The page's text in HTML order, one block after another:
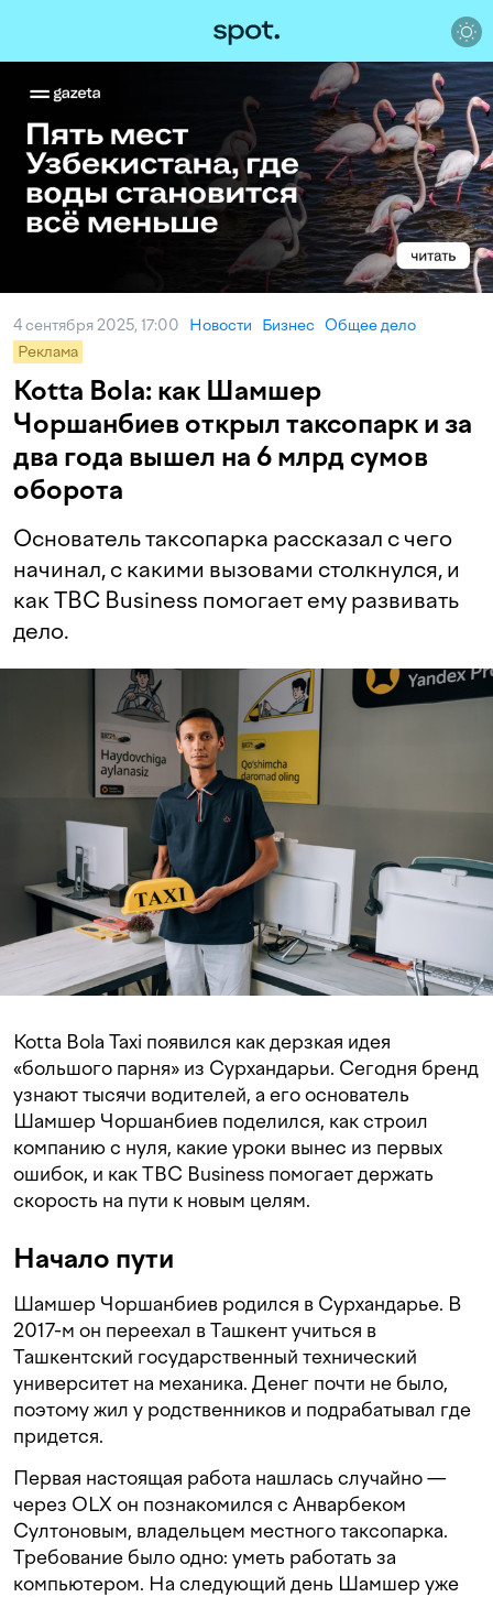
4 сентября 2025, 17:00 Новости Бизнес Общее дело
Реклама
Kotta Bola: как Шамшер
Чоршанбиев открыл таксопарк и за
два года вышел на 6 млрд сумов
оборота
Основатель таксопарка рассказал с чего
начинал, с какими вызовами столкнулся, и
как TBC Business помогает ему развивать
дело.
Kotta Bola Taxi появился как дерзкая идея
«большого парня» из Сурхандарьи. Сегодня бренд
узнают тысячи водителей, а его основатель
Шамшер Чоршанбиев поделился, как строил
компанию с нуля, какие уроки вынес из первых
ошибок, и как TBC Business помогает держать
скорость на пути к новым целям.
Начало пути
Шамшер Чоршанбиев родился в Сурхандарье. В
2017-м он переехал в Ташкент учиться в
Ташкентский государственный технический
университет на механика. Денег почти не было,
поэтому жил у родственников и подрабатывал где
придется.
Первая настоящая работа нашлась случайно —
через OLX он познакомился с Анварбеком
Султоновым, владельцем местного таксопарка.
Требование было одно: уметь работать за
компьютером. На следующий день Шамшер уже